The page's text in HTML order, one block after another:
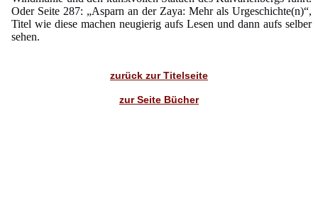
Oder Seite 287: „Asparn an der Zaya: Mehr als Urgeschichte(n)“,
Titel wie diese machen neugierig aufs Lesen und dann aufs selber
sehen.
zurück zur Titelseite
zur Seite Bücher